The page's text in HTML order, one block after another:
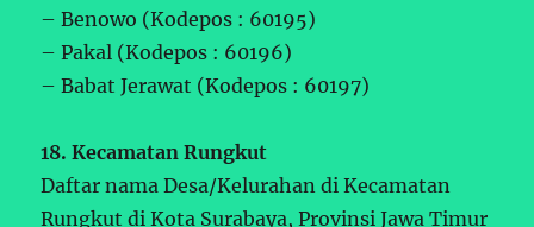
– Benowo (Kodepos : 60195)
– Pakal (Kodepos : 60196)
– Babat Jerawat (Kodepos : 60197)
18. Kecamatan Rungkut
Daftar nama Desa/Kelurahan di Kecamatan
Rungkut di Kota Surabaya, Provinsi Jawa Timur